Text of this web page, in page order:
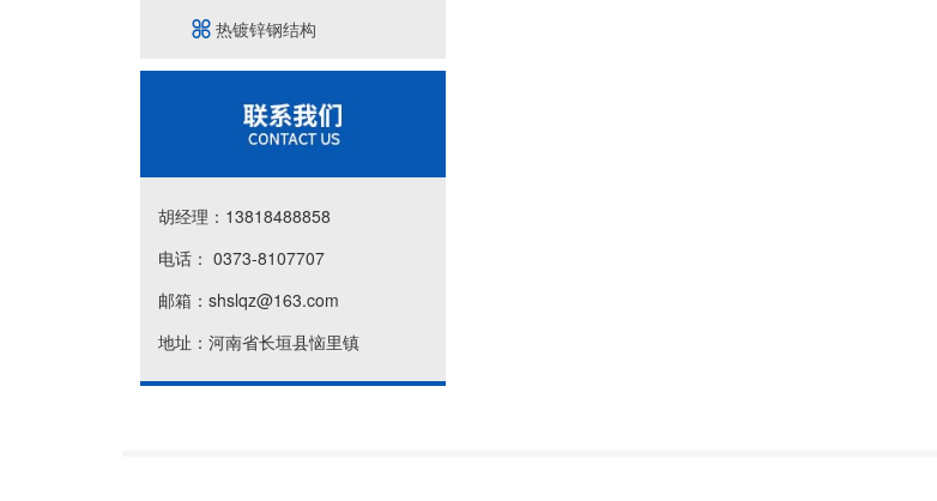
热镀锌钢结构
胡经理：13818488858
电话： 0373-8107707
邮箱：shslqz@163.com
地址：河南省长垣县恼里镇